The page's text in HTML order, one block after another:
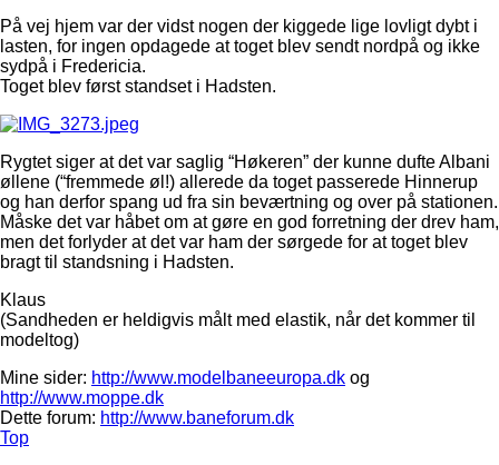
På vej hjem var der vidst nogen der kiggede lige lovligt dybt i
lasten, for ingen opdagede at toget blev sendt nordpå og ikke
sydpå i Fredericia.
Toget blev først standset i Hadsten.
Rygtet siger at det var saglig “Høkeren” der kunne dufte Albani
øllene (“fremmede øl!) allerede da toget passerede Hinnerup
og han derfor spang ud fra sin beværtning og over på stationen.
Måske det var håbet om at gøre en god forretning der drev ham,
men det forlyder at det var ham der sørgede for at toget blev
bragt til standsning i Hadsten.
Klaus
(Sandheden er heldigvis målt med elastik, når det kommer til
modeltog)
Mine sider: http://www.modelbaneeuropa.dk og
http://www.moppe.dk
Dette forum: http://www.baneforum.dk
Top